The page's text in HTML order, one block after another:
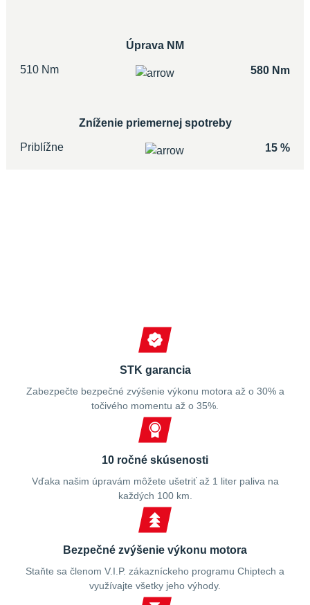
Úprava NM
510 Nm 580 Nm
Zníženie priemernej spotreby
Priblížne 15 %
STK garancia
Zabezpečte bezpečné zvýšenie výkonu motora až o 30% a
točivého momentu až o 35%.
10 ročné skúsenosti
Vďaka našim úpravám môžete ušetriť až 1 liter paliva na
každých 100 km.
Bezpečné zvýšenie výkonu motora
Staňte sa členom V.I.P. zákazníckeho programu Chiptech a
využívajte všetky jeho výhody.